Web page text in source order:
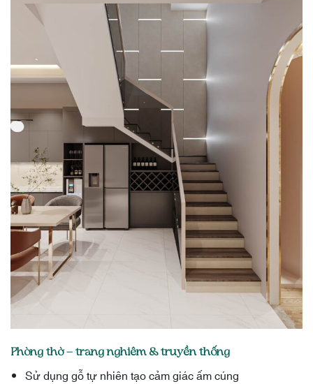
Phòng thờ – trang nghiêm & truyền thống
Sử dụng gỗ tự nhiên tạo cảm giác ấm cúng